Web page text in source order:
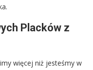
Placków z
więcej niż jesteśmy w